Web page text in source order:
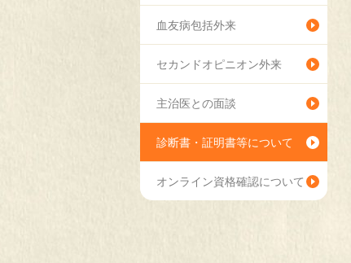
血友病包括外来
セカンドオピニオン外来
主治医との面談
診断書・証明書等について
オンライン資格確認について